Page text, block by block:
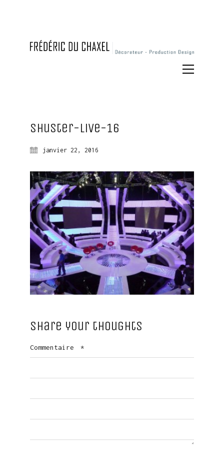
Shuster-live-16
janvier 22, 2016
Share your thoughts
Commentaire *